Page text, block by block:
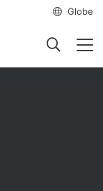
Globe